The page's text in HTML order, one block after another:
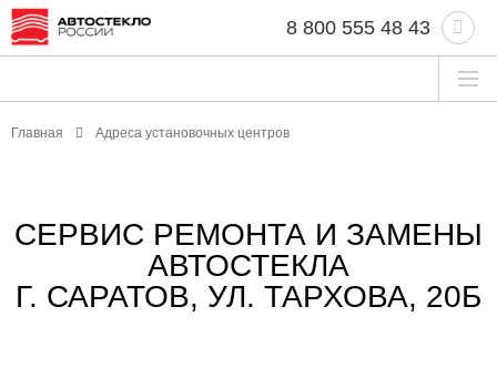
8 800 555 48 43
Главная Адреса установочных центров
СЕРВИС РЕМОНТА И ЗАМЕНЫ
АВТОСТЕКЛА
Г. САРАТОВ, УЛ. ТАРХОВА, 20Б